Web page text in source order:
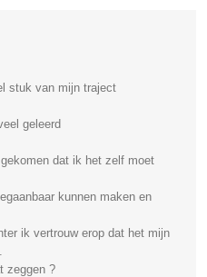
stuk van mijn traject
geleerd
dat ik het zelf moet
kunnen maken en
ik vertrouw erop dat het mijn
zeggen ?